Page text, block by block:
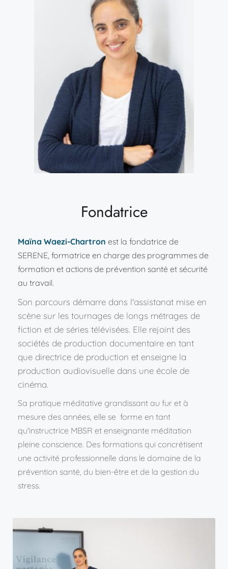
Fondatrice
Maïna Waezi-Chartron est la fondatrice de
SERENE, formatrice en charge des programmes de
formation et actions de prévention santé et sécurité
au travail.
Son parcours démarre dans l'assistanat mise en
scène sur les tournages de longs métrages de
fiction et de séries télévisées. Elle rejoint des
sociétés de production documentaire en tant
que directrice de production et enseigne la
production audiovisuelle dans une école de
cinéma.
Sa pratique méditative grandissant au fur et à
mesure des années, elle se  forme en tant
qu'instructrice MBSR et enseignante méditation
pleine conscience. Des formations qui concrétisent
une activité professionnelle dans le domaine de la
prévention santé, du bien-être et de la gestion du
stress.